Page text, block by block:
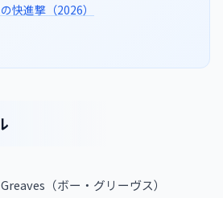
快進撃（2026）
（ボー・グリーヴス）